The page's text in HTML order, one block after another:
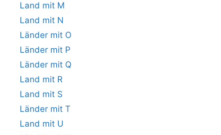
Land mit M
Land mit N
Länder mit O
Länder mit P
Länder mit Q
Land mit R
Land mit S
Länder mit T
Land mit U